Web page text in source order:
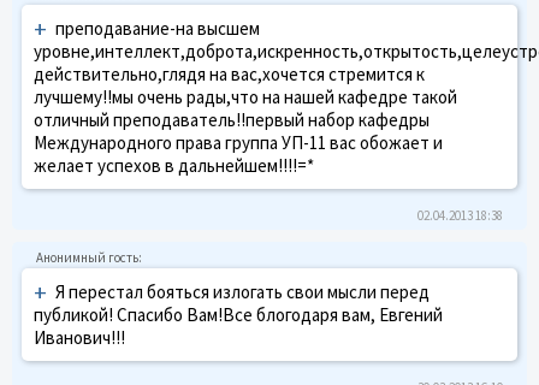
+ преподавание-на высшем
действительно,глядя на вас,хочется стремится к
лучшему!!мы очень рады,что на нашей кафедре такой
отличный преподаватель!!первый набор кафедры
Международного права группа УП-11 вас обожает и
желает успехов в дальнейшем!!!!=*
02.04.2013 18:38
+ Я перестал бояться излогать свои мысли перед
публикой! Спасибо Вам!Все блогодаря вам, Евгений
Иванович!!!